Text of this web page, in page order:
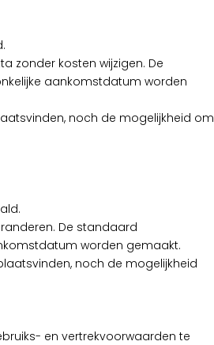
zonder kosten wijzigen. De
aankomstdatum worden
noch de mogelijkheid om
De standaard
worden gemaakt.
noch de mogelijkheid
en vertrekvoorwaarden te